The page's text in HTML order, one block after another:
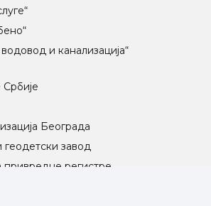
и канализација“
Београда
завод
привредне регистре